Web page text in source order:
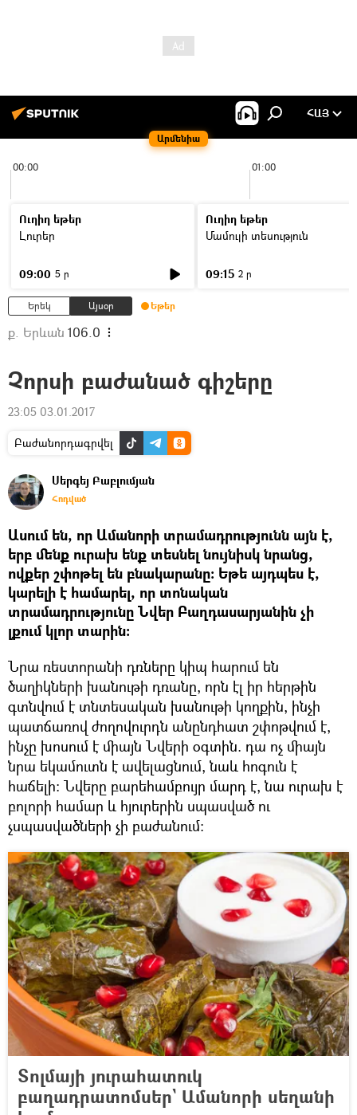
Արմենիա
ՀԱՅ
00:00 01:00
Ուղիղ եթեր
Լուրեր
09:00 5 ր
Ուղիղ եթեր
Մամուլի տեսություն
09:15 2 ր
Երեկ Այսօր Եթեր
ք. Երևան 106.0
Չորսի բաժանած գիշերը
23:05 03.01.2017
Բաժանորդագրվել
Սերգեյ Բաբլումյան
Հոդված
Ասում են, որ Ամանորի տրամադրությունն այն է,
երբ մենք ուրախ ենք տեսնել նույնիսկ նրանց,
ովքեր շփոթել են բնակարանը: Եթե այդպես է,
կարելի է համարել, որ տոնական
տրամադրությունը Նվեր Բաղդասարյանին չի
լքում կլոր տարին:
Նրա ռեստորանի դռները կիպ հարում են
ծաղիկների խանութի դռանը, որն էլ իր հերթին
գտնվում է տնտեսական խանութի կողքին, ինչի
պատճառով ժողովուրդն անընդհատ շփոթվում է,
ինչը խոսում է միայն Նվերի օգտին. դա ոչ միայն
նրա եկամուտն է ավելացնում, նաև հոգուն է
հաճելի: Նվերը բարեհամբույր մարդ է, նա ուրախ է
բոլորի համար և հյուրերին սպասված ու
չսպասվածների չի բաժանում:
Տոլմայի յուրահատուկ
բաղադրատոմսեր` Ամանորի սեղանի